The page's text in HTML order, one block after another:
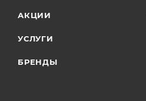
АКЦИИ
УСЛУГИ
БРЕНДЫ